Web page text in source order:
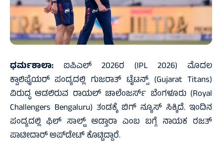
ಧರ್ಮಶಾಲಾ: ಐಪಿಎಲ್ 2026ರ (IPL 2026) ಮೊದಲ
ಕ್ವಾಲಿಫೈಯರ್ ಪಂದ್ಯದಲ್ಲಿ ಗುಜರಾತ್ ಟೈಟನ್ಸ್ (Gujarat Titans)
ವಿರುದ್ಧ ಆಡಲಿರುವ ರಾಯಲ್ ಚಾಲೆಂಜರ್ಸ್ ಬೆಂಗಳೂರು (Royal
Challengers Bengaluru) ತಂಡಕ್ಕೆ ಬಿಗ್ ನ್ಯೂಸ್ ಸಿಕ್ಕಿದೆ. ಇಂದಿನ
ಪಂದ್ಯದಲ್ಲಿ ಫಿಲ್ ಸಾಲ್ಟ್ ಆಡ್ತಾರಾ ಎಂಬ ಬಗ್ಗೆ ನಾಯಕ ರಜತ್
ಪಾಟೀದಾರ್ ಅಪ್‌ಡೇಟ್ ಕೊಟ್ಟಿದ್ದಾರೆ.